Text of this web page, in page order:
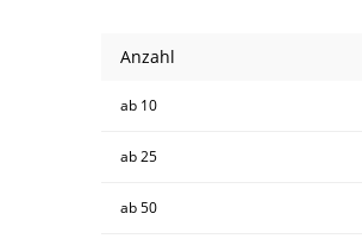
Anzahl
ab 10
ab25
ab50